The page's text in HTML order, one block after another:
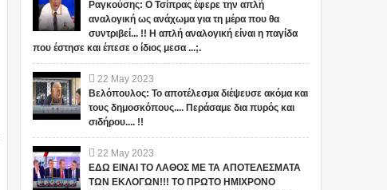
Ραγκούσης: Ο Τσίπρας έφερε την απλή
αναλογική ως ανάχωμα για τη μέρα που θα
συντριβεί... !! Η απλή αναλογική είναι η παγίδα
που έστησε και έπεσε ο ίδιος μεσα ...;.
22 May 2023
Βελόπουλος: Το αποτέλεσμα διέψευσε ακόμα και
τους δημοσκόπους.... Περάσαμε δια πυρός και
σιδήρου.... !!
22 May 2023
ΕΔΩ ΕΙΝΑΙ ΤΟ ΛΑΘΟΣ ΜΕ ΤΑ ΑΠΟΤΕΛΕΣΜΑΤΑ
ΤΩΝ ΕΚΛΟΓΩΝ!!! ΤΟ ΠΡΩΤΟ ΗΜΙΧΡΟΝΟ